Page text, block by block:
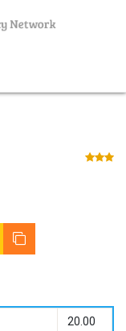
20.00